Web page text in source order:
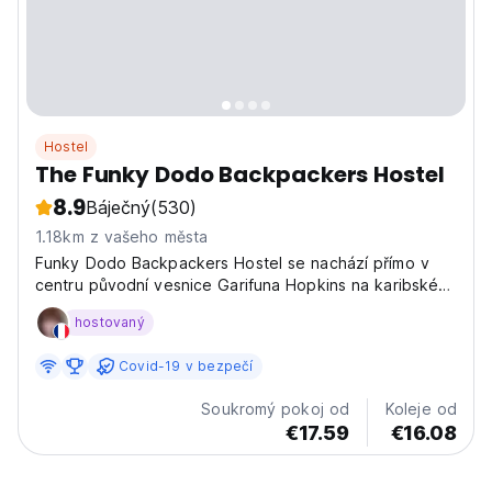
Hostel
The Funky Dodo Backpackers Hostel
8.9Báječný(530)
1.18km z vašeho města
Funky Dodo Backpackers Hostel se nachází přímo v
centru původní vesnice Garifuna Hopkins na karibském
pobřeží Belize. Můžeme pomoci zorganizovat výlety,
aktivity a dobrodružství v místní oblasti. Nabízíme
noclehárně...
hostovaný
Covid-19 v bezpečí
Soukromý pokoj od
€17.59
Koleje od
€16.08